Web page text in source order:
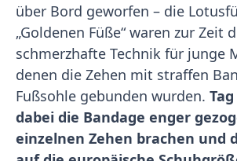
über Bord geworfen – die
„Goldenen Füße“ waren zur Zeit
schmerzhafte Technik für junge
denen die Zehen mit straffen
Fußsohle gebunden wurden.
dabei die Bandage enger
einzelnen Zehen brachen und